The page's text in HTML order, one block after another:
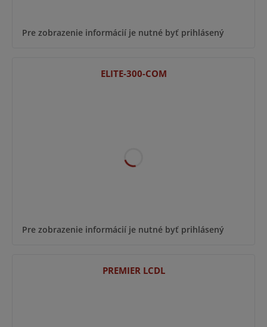
Pre zobrazenie informácií je nutné byť prihlásený
ELITE-300-COM
Pre zobrazenie informácií je nutné byť prihlásený
PREMIER LCDL